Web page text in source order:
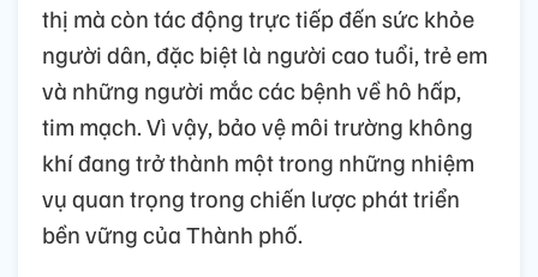
thị mà còn tác động trực tiếp đến sức khỏe
người dân, đặc biệt là người cao tuổi, trẻ em
và những người mắc các bệnh về hô hấp,
tim mạch. Vì vậy, bảo vệ môi trường không
khí đang trở thành một trong những nhiệm
vụ quan trọng trong chiến lược phát triển
bền vững của Thành phố.